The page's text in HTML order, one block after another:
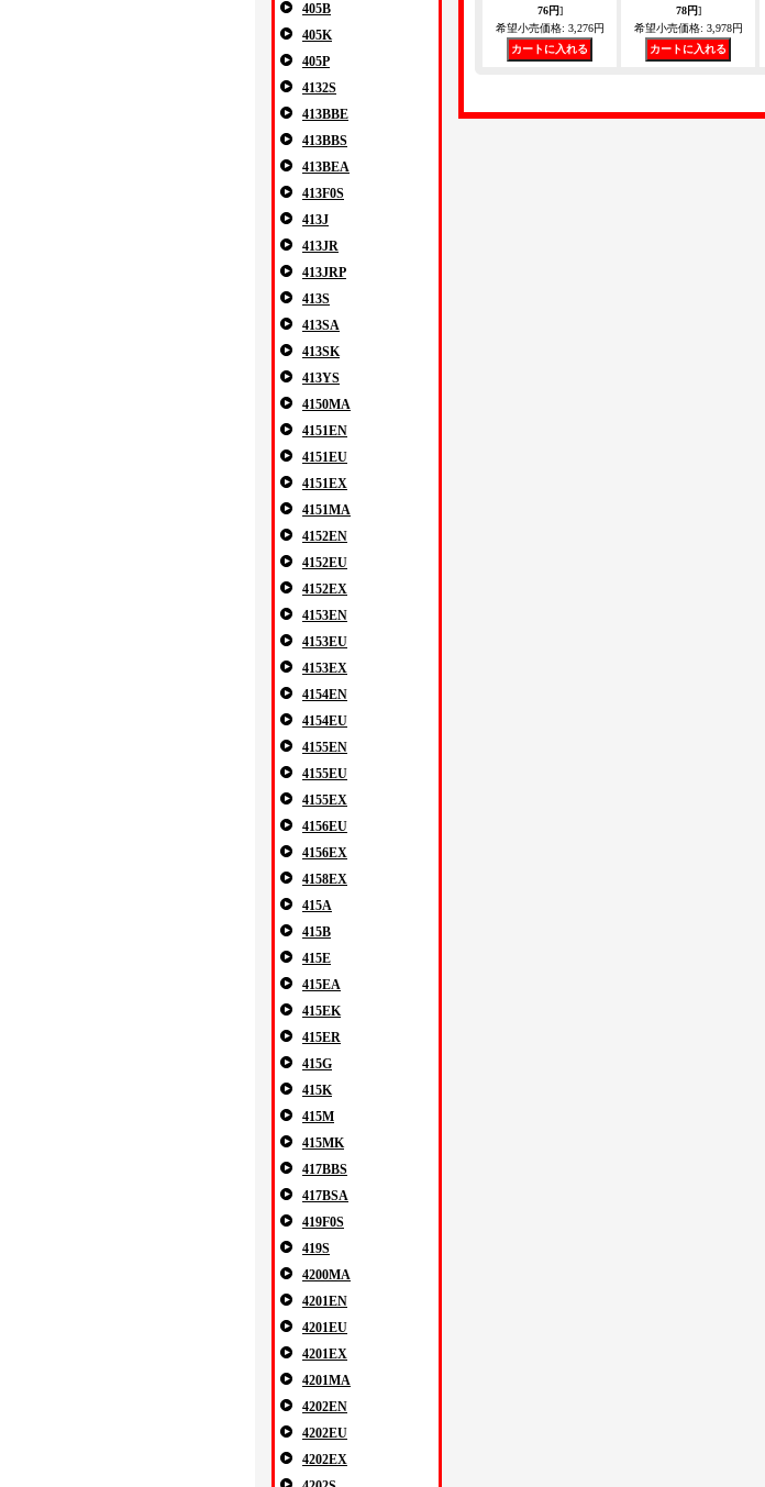
405B
405K
405P
4132S
413BBE
413BBS
413BEA
413F0S
413J
413JR
413JRP
413S
413SA
413SK
413YS
4150MA
4151EN
4151EU
4151EX
4151MA
4152EN
4152EU
4152EX
4153EN
4153EU
4153EX
4154EN
4154EU
4155EN
4155EU
4155EX
4156EU
4156EX
4158EX
415A
415B
415E
415EA
415EK
415ER
415G
415K
415M
415MK
417BBS
417BSA
419F0S
419S
4200MA
4201EN
4201EU
4201EX
4201MA
4202EN
4202EU
4202EX
76円]
希望小売価格: 3,276円
78円]
希望小売価格: 3,978円